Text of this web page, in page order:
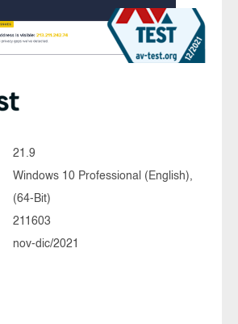
21.9
Windows 10 Professional (English),
(64-Bit)
211603
nov-dic/2021